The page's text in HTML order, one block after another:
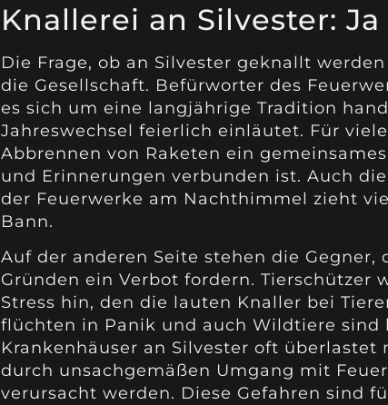
Knallerei an Silvester:
Die Frage, ob an Silvester geknallt
die Gesellschaft. Befürworter des
es sich um eine langjährige Tradition
Jahreswechsel feierlich einläutet. Für
Abbrennen von Raketen ein
und Erinnerungen verbunden ist. Auch
der Feuerwerke am Nachthimmel zieht
Bann.
Auf der anderen Seite stehen die Gegner,
Gründen ein Verbot fordern. Tierschützer
Stress hin, den die lauten Knaller bei
flüchten in Panik und auch Wildtiere sind
Krankenhäuser an Silvester oft überlastet
durch unsachgemäßen Umgang mit
verursacht werden. Diese Gefahren sind